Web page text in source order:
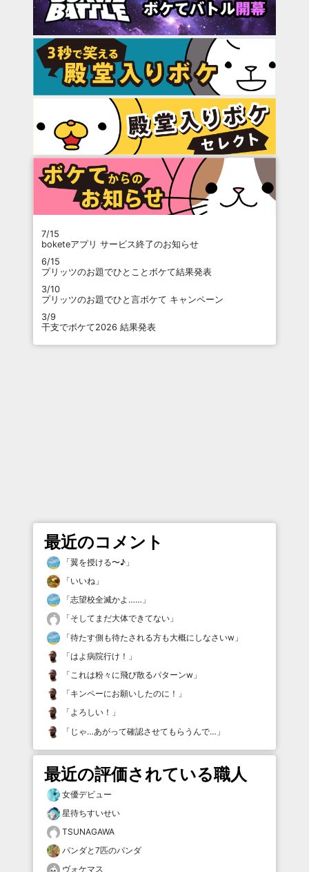
7/15
boketeアプリ サービス終了のお知らせ
6/15
プリッツのお題でひとことボケて結果発表
3/10
プリッツのお題でひと言ボケて キャンペーン
3/9
干支でボケて2026 結果発表
最近のコメント
「翼を授ける〜♪ 」
「いいね 」
「志望校全滅かよ…… 」
「そしてまだ大体できてない 」
「待たす側も待たされる方も大概にしなさいw 」
「はよ病院行け！ 」
「 これは粉々に飛び散るパターンw 」
「キンペーにお願いしたのに！ 」
「よろしい！ 」
「 じゃ…あがって確認させてもらうんで… 」
最近の評価されている職人
女優デビュー
星待ちすいせい
TSUNAGAWA
パンダと7匹のパンダ
ヴォケマス